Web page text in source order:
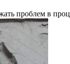
проблем в